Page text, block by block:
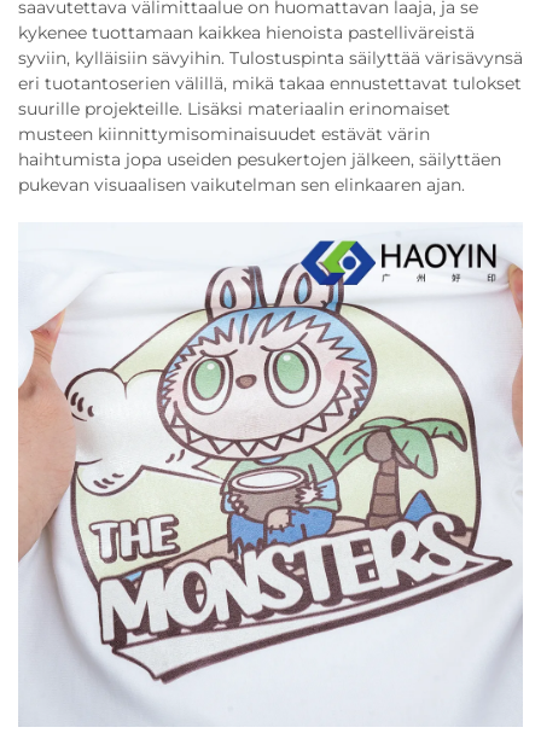
saavutettava välimittaalue on huomattavan laaja, ja se
kykenee tuottamaan kaikkea hienoista pastelliväreistä
syviin, kylläisiin sävyihin. Tulostuspinta säilyttää värisävynsä
eri tuotantoserien välillä, mikä takaa ennustettavat tulokset
suurille projekteille. Lisäksi materiaalin erinomaiset
musteen kiinnittymisominaisuudet estävät värin
haihtumista jopa useiden pesukertojen jälkeen, säilyttäen
pukevan visuaalisen vaikutelman sen elinkaaren ajan.